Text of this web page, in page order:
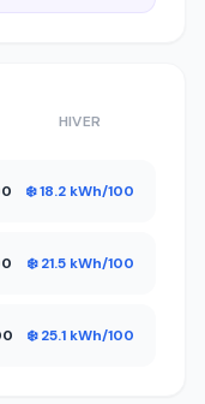
HIVER
❄️ 18.2 kWh/100
❄️ 21.5 kWh/100
❄️ 25.1 kWh/100